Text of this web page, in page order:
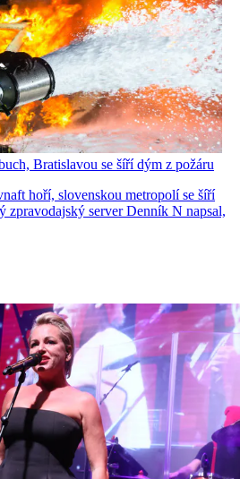
Bratislavou se šíří dým z požáru
hoří, slovenskou metropolí se šíří
zpravodajský server Denník N napsal,